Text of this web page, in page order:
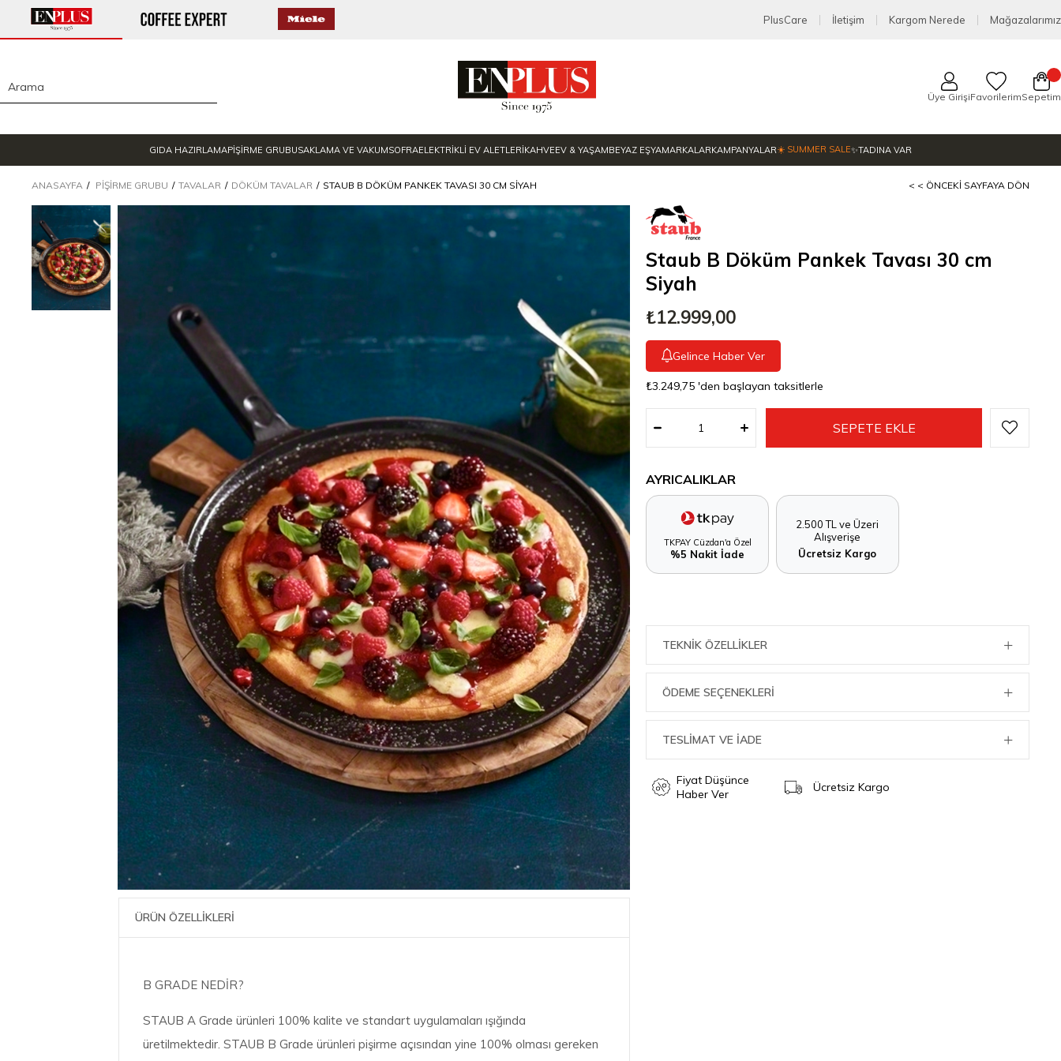
PlusCare İletişim Kargom Nerede Mağazalarımız
Üye GirişiFavorilerimSepetim
GIDA HAZIRLAMAPİŞİRME GRUBUSAKLAMA VE VAKUMSOFRAELEKTRİKLİ EV ALETLERİKAHVEEV & YAŞAMBEYAZ EŞYAMARKALARKAMPANYALAR☀️ SUMMER SALE✨TADINA VAR
ANASAYFA PIŞIRME GRUBU TAVALAR DÖKÜM TAVALAR STAUB B DÖKÜM PANKEK TAVASI 30 CM SIYAH < < ÖNCEKI SAYFAYA DÖN
ÜRÜN ÖZELLİKLERİ
B GRADE NEDİR?
STAUB A Grade ürünleri 100% kalite ve standart uygulamaları ışığında
üretilmektedir. STAUB B Grade ürünleri pişirme açısından yine 100% olması gereken
Staub B Döküm Pankek Tavası 30 cm
Siyah
₺12.999,00
Gelince Haber Ver
₺3.249,75 'den başlayan taksitlerle
AYRICALIKLAR
TKPAY Cüzdan'a Özel
%5 Nakit İade
2.500 TL ve Üzeri
Alışverişe
Ücretsiz Kargo
TEKNIK ÖZELLIKLER
ÖDEME SEÇENEKLERI
TESLİMAT VE İADE
Fiyat Düşünce
Haber Ver
Ücretsiz Kargo